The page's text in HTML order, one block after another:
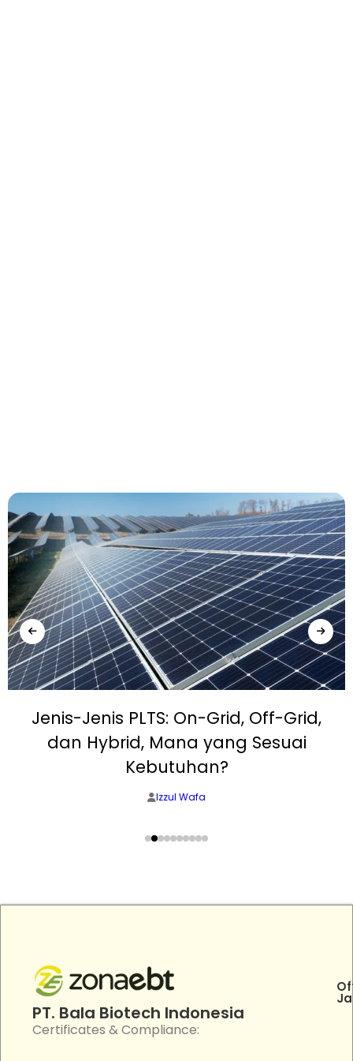
Jenis-Jenis PLTS: On-Grid, Off-Grid,
dan Hybrid, Mana yang Sesuai
Kebutuhan?
Izzul Wafa
PT. Bala Biotech Indonesia
Certificates & Compliance: